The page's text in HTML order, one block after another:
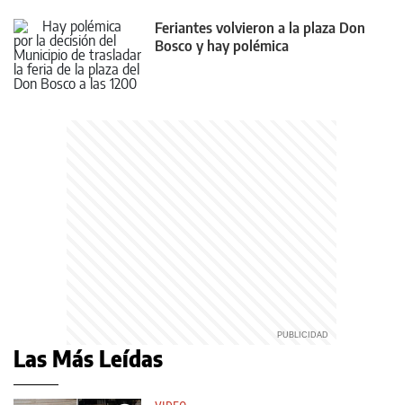
Feriantes volvieron a la plaza Don
Bosco y hay polémica
Las Más Leídas